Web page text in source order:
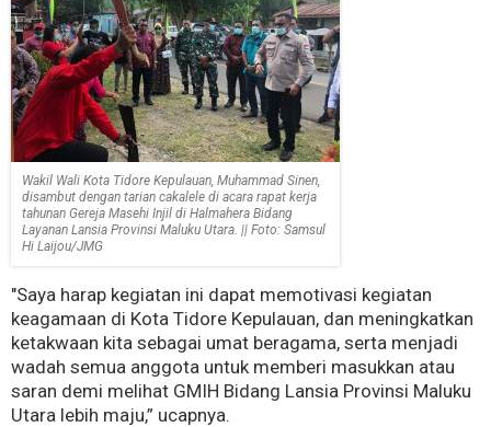
Wakil Wali Kota Tidore Kepulauan, Muhammad Sinen,
disambut dengan tarian cakalele di acara rapat kerja
tahunan Gereja Masehi Injil di Halmahera Bidang
Layanan Lansia Provinsi Maluku Utara. || Foto: Samsul
Hi Laijou/JMG
"Saya harap kegiatan ini dapat memotivasi kegiatan
keagamaan di Kota Tidore Kepulauan, dan meningkatkan
ketakwaan kita sebagai umat beragama, serta menjadi
wadah semua anggota untuk memberi masukkan atau
saran demi melihat GMIH Bidang Lansia Provinsi Maluku
Utara lebih maju,” ucapnya.